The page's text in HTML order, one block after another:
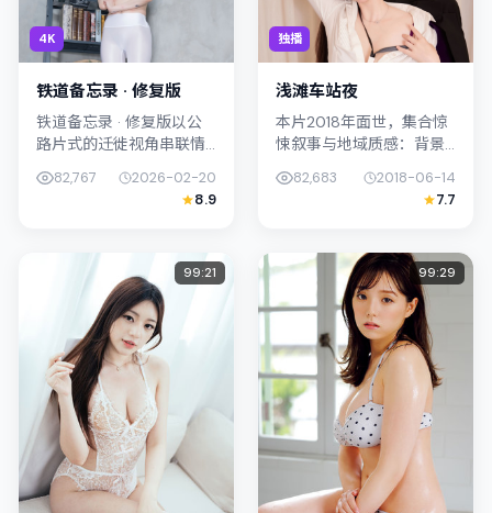
4K
铁道备忘录 · 修复版
铁道备忘录 · 修复版以公
路片式的迁徙视角串联情
小帅强调纪实气质与留白
美学，朴叙俊的表演在外
82,767
2026-02-20
8.9
独播
浅滩车站夜
本片2018年面世，集合惊
悚叙事与地域质感：背景
化肌理相呼应。导演北野
武善用光影与声场塑造孤
择牵动观...
82,683
2018-06-14
7.7
99:21 99:29